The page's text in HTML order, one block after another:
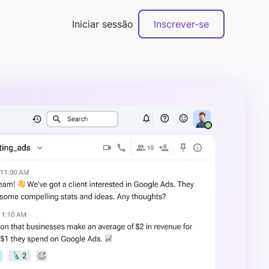
Iniciar sessão Inscrever-se
Agende uma demonstração